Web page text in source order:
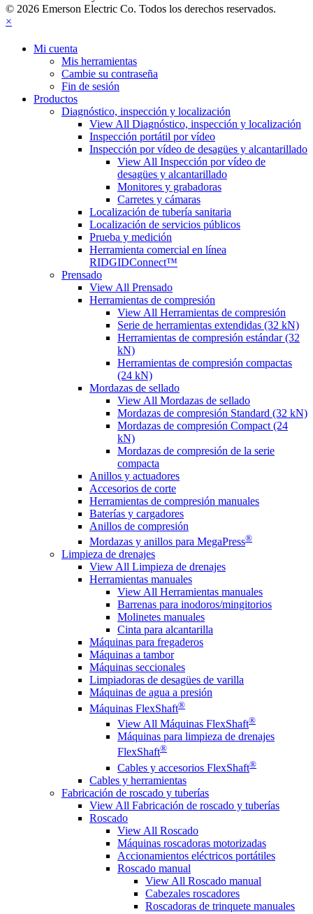
© 2026 Emerson Electric Co. Todos los derechos reservados.
×
Mi cuenta
Mis herramientas
Cambie su contraseña
Fin de sesión
Productos
Diagnóstico, inspección y localización
View All Diagnóstico, inspección y localización
Inspección portátil por vídeo
Inspección por vídeo de desagües y alcantarillado
View All Inspección por vídeo de
desagües y alcantarillado
Monitores y grabadoras
Carretes y cámaras
Localización de tubería sanitaria
Localización de servicios públicos
Prueba y medición
Herramienta comercial en línea
RIDGIDConnect™
Prensado
View All Prensado
Herramientas de compresión
View All Herramientas de compresión
Serie de herramientas extendidas (32 kN)
Herramientas de compresión estándar (32
kN)
Herramientas de compresión compactas
(24 kN)
Mordazas de sellado
View All Mordazas de sellado
Mordazas de compresión Standard (32 kN)
Mordazas de compresión Compact (24
kN)
Mordazas de compresión de la serie
compacta
Anillos y actuadores
Accesorios de corte
Herramientas de compresión manuales
Baterías y cargadores
Anillos de compresión
Mordazas y anillos para MegaPress®
Limpieza de drenajes
View All Limpieza de drenajes
Herramientas manuales
View All Herramientas manuales
Barrenas para inodoros/mingitorios
Molinetes manuales
Cinta para alcantarilla
Máquinas para fregaderos
Máquinas a tambor
Máquinas seccionales
Limpiadoras de desagües de varilla
Máquinas de agua a presión
Máquinas FlexShaft®
View All Máquinas FlexShaft®
Máquinas para limpieza de drenajes
FlexShaft®
Cables y accesorios FlexShaft®
Cables y herramientas
Fabricación de roscado y tuberías
View All Fabricación de roscado y tuberías
Roscado
View All Roscado
Máquinas roscadoras motorizadas
Accionamientos eléctricos portátiles
Roscado manual
View All Roscado manual
Cabezales roscadores
Roscadoras de trinquete manuales